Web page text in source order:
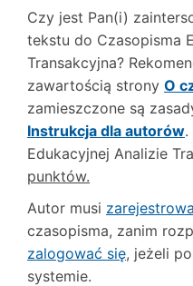
Czy jest Pan(i)
tekstu do Czasopisma
Transakcyjna?
zawartością strony O
zamieszczone są
Instrukcja dla autorów.
Edukacyjnej Analizie
punktów.
Autor musi
czasopisma, zanim
zalogować się, jeżeli
systemie.